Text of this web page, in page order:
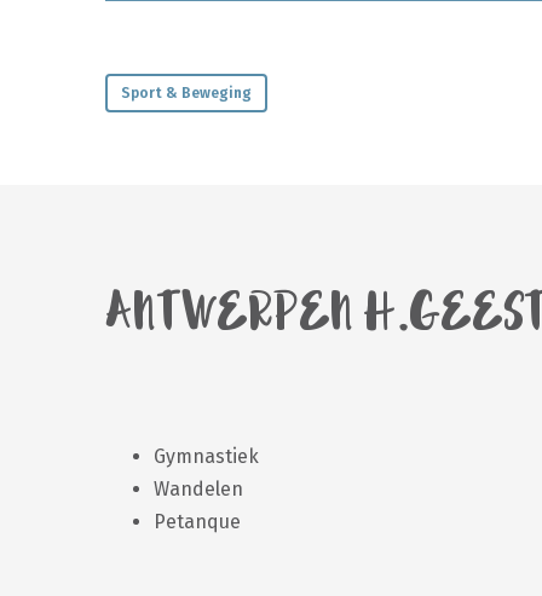
Sport & Beweging
ANTWERPEN
Gymnastiek
Wandelen
Petanque